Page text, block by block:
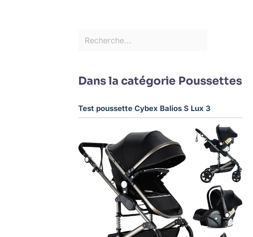
Dans la catégorie Poussettes
Test poussette Cybex Balios S Lux 3